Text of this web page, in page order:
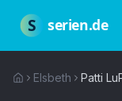
S serien.de
Elsbeth Patti